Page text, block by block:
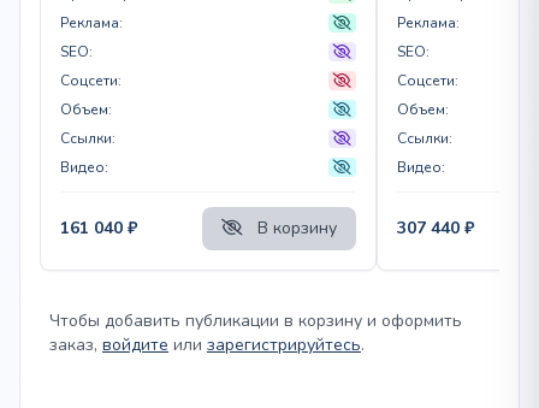
Реклама:
SEO:
Соцсети:
Объем:
Ссылки:
Видео:
161 040 ₽ В корзину
Реклама:
SEO:
Соцсети:
Объем:
Ссылки:
Видео:
307 440 ₽
Чтобы добавить публикации в корзину и оформить
заказ, войдите или зарегистрируйтесь.